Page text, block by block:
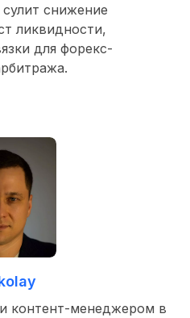
снижение
ликвидности,
для форекс-
контент-менеджером в